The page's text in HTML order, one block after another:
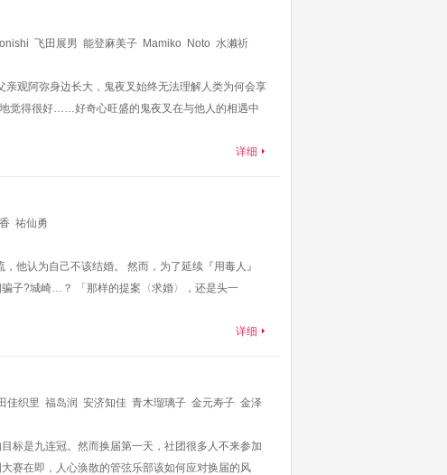
飞田展男 能登麻美子 Mamiko Noto 水濑祈
亲观阿弥身边长大，鬼夜叉始终无法理解人类为何会享
觉得很好……好奇心旺盛的鬼夜叉在与他人的相遇中
详细
祐仙勇
他认为自己不该结婚。 然而，为了延续『用毒人』
子?城崎…？ 「那样的提案〈求婚〉，还是头一
详细
佳织里 福岛润 安济知佳 青木瑠璃子 金元寿子 金泽
标是九连冠。然而换届第一天，社团很多人不来参加
赛在即，人心涣散的管弦乐部该如何应对换届的风